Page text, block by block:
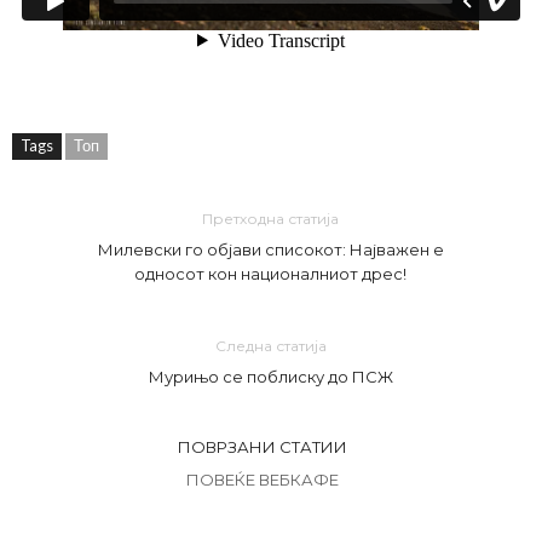
Tags Топ
Претходна статија
Милевски го објави списокот: Најважен е
односот кон националниот дрес!
Следна статија
Мурињо се поблиску до ПСЖ
ПОВРЗАНИ СТАТИИ
ПОВЕЌЕ ВЕБКАФЕ